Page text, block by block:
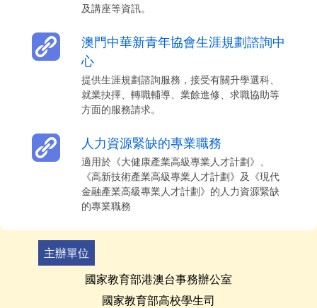
及講座等資訊。
澳門中華新青年協會生涯規劃諮詢中
心
提供生涯規劃諮詢服務，接受有關升學選科、
就業抉擇、轉職輔導、業餘進修、求職協助等
方面的服務請求。
人力資源緊缺的專業職務
適用於《大健康產業高級專業人才計劃》、
《高新技術產業高級專業人才計劃》及《現代
金融產業高級專業人才計劃》的人力資源緊缺
的專業職務
主辦單位
國家教育部港澳台事務辦公室
國家教育部高校學生司